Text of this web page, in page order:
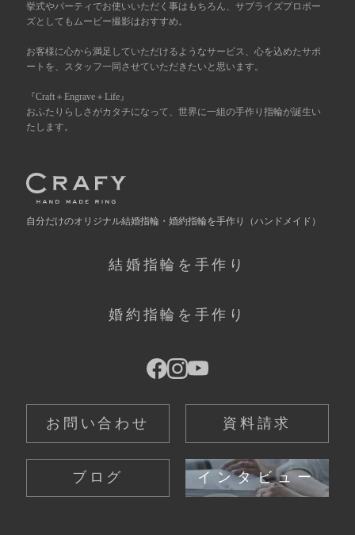
挙式やパーティでお使いいただく事はもちろん、サプライズプロポー
ズとしてもムービー撮影はおすすめ。
お客様に心から満足していただけるようなサービス、心を込めたサポ
ートを、スタッフ一同させていただきたいと思います。
『Craft＋Engrave＋Life』
おふたりらしさがカタチになって、世界に一組の手作り指輪が誕生い
たします。
自分だけのオリジナル結婚指輪・婚約指輪を手作り （ハンドメイド）
結婚指輪を手作り
婚約指輪を手作り
お問い合わせ 資料請求
ブログ インタビュー